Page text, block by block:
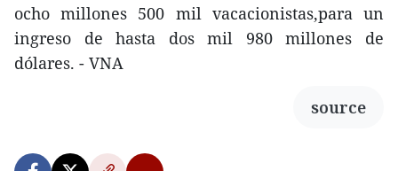
ocho millones 500 mil vacacionistas,para un
ingreso de hasta dos mil 980 millones de
dólares. - VNA
source